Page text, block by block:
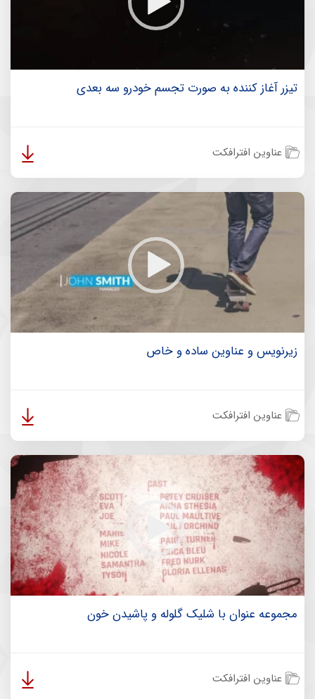
تیزر آغاز کننده به صورت تجسم خودرو سه بعدی
عناوین افترافکت
زیرنویس و عناوین ساده و خاص
عناوین افترافکت
مجموعه عنوان با شلیک گلوله و پاشیدن خون
عناوین افترافکت